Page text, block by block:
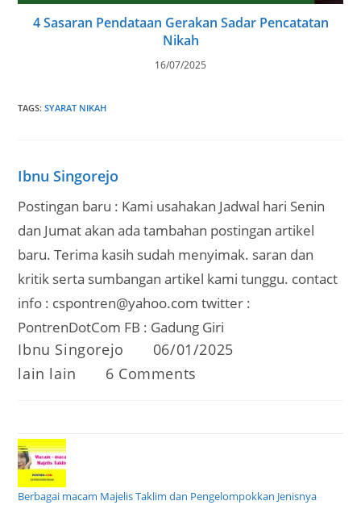
4 Sasaran Pendataan Gerakan Sadar Pencatatan
Nikah
16/07/2025
TAGS:SYARAT NIKAH
Ibnu Singorejo
Postingan baru : Kami usahakan Jadwal hari Senin
dan Jumat akan ada tambahan postingan artikel
baru. Terima kasih sudah menyimak. saran dan
kritik serta sumbangan artikel kami tunggu. contact
info : cspontren@yahoo.com twitter :
PontrenDotCom FB : Gadung Giri
Post
Ibnu Singorejo
Post
06/01/2025
Post
lain lain
Post
6 Comments
Berbagai macam Majelis Taklim dan Pengelompokkan Jenisnya